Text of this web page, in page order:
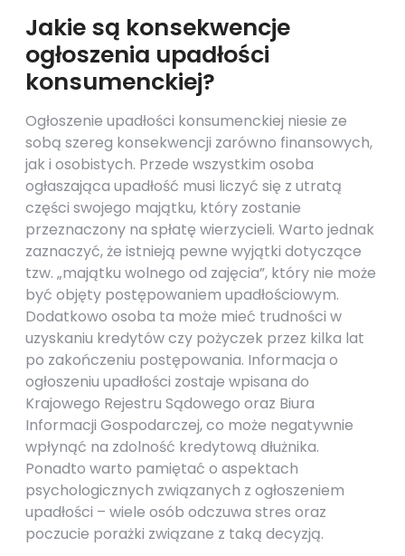
Jakie są konsekwencje
ogłoszenia upadłości
konsumenckiej?
Ogłoszenie upadłości konsumenckiej niesie ze
sobą szereg konsekwencji zarówno finansowych,
jak i osobistych. Przede wszystkim osoba
ogłaszająca upadłość musi liczyć się z utratą
części swojego majątku, który zostanie
przeznaczony na spłatę wierzycieli. Warto jednak
zaznaczyć, że istnieją pewne wyjątki dotyczące
tzw. „majątku wolnego od zajęcia”, który nie może
być objęty postępowaniem upadłościowym.
Dodatkowo osoba ta może mieć trudności w
uzyskaniu kredytów czy pożyczek przez kilka lat
po zakończeniu postępowania. Informacja o
ogłoszeniu upadłości zostaje wpisana do
Krajowego Rejestru Sądowego oraz Biura
Informacji Gospodarczej, co może negatywnie
wpłynąć na zdolność kredytową dłużnika.
Ponadto warto pamiętać o aspektach
psychologicznych związanych z ogłoszeniem
upadłości – wiele osób odczuwa stres oraz
poczucie porażki związane z taką decyzją.